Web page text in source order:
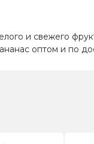
и свежего
оптом и по